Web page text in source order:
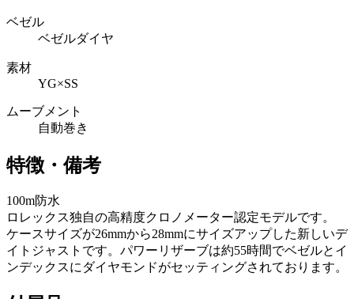
ベゼル
ベゼルダイヤ
素材
YG×SS
ムーブメント
自動巻き
特徴・備考
100m防水
ロレックス独自の高精度クロノメーター認定モデルです。
ケースサイズが26mmから28mmにサイズアップした新しいデ
イトジャストです。パワーリザーブは約55時間でベゼルとイ
ンデックスにダイヤモンドがセッティングされております。